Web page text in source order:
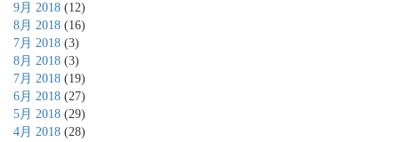
9月 2018 (12)
8月 2018 (16)
7月 2018 (3)
8月 2018 (3)
7月 2018 (19)
6月 2018 (27)
5月 2018 (29)
4月 2018 (28)